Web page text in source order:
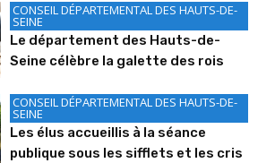
CONSEIL DÉPARTEMENTAL DES HAUTS-DE-
SEINE
Le département des Hauts-de-
Seine célèbre la galette des rois
CONSEIL DÉPARTEMENTAL DES HAUTS-DE-
SEINE
Les élus accueillis à la séance
publique sous les sifflets et les cris